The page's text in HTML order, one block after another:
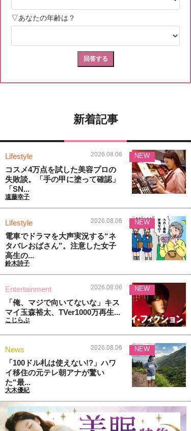
新着記事
Lifestyle 2026.08.06
コスメ4万点を試した美容プロの
失敗談。「手の甲に塗って確認」
「SN...
遠藤幸子
NEW
Lifestyle 2026.08.06
電車でドラマを大声実況する“ネ
タバレおばさん”。注意した女子
高生の...
鈴木詩子
NEW
Entertainment 2026.08.06
「俺、マジで向いてないな」キス
マイ玉森裕太、TVer1000万再生...
こじらぶ
NEW
News 2026.08.06
「100ドル札は使えない!?」ハワ
イ移住の元テレ朝アナが驚い
た“最...
大木優紀
NEW